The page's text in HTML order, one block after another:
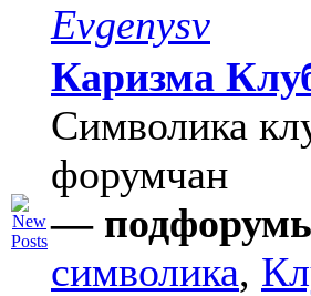
Evgenysv
Каризма
Символика
форумчан
—
символика,